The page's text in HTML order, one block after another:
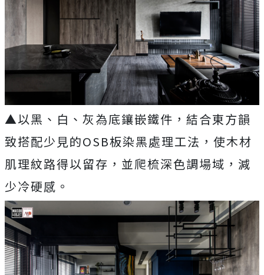
▲以黑、白、灰為底鑲嵌鐵件，結合東方韻
致搭配少見的OSB板染黑處理工法，使木材
肌理紋路得以留存，並爬梳深色調場域，減
少冷硬感。